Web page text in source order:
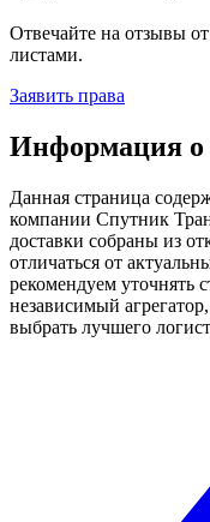
Отвечайте на отзывы
листами.
Заявить права
Информация о
Данная страница
компании Спутник
доставки собраны из
отличаться от
рекомендуем уточнять
независимый
выбрать лучшего